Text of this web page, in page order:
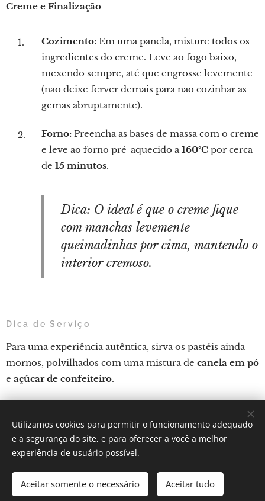
Creme e Finalização
Cozimento: Em uma panela, misture todos os
ingredientes do creme. Leve ao fogo baixo,
mexendo sempre, até que engrosse levemente
(não deixe ferver demais para não cozinhar as
gemas abruptamente).
Forno: Preencha as bases de massa com o creme
e leve ao forno pré-aquecido a160°C por cerca
de 15 minutos.
Dica: O ideal é que o creme fique
com manchas levemente
queimadinhas por cima, mantendo o
interior cremoso.
Dica de Serviço
Para uma experiência autêntica, sirva os pastéis ainda
mornos, polvilhados com uma mistura de canela em pó
e açúcar de confeiteiro.
Por: Verônica Silveira Nicoletti
Instagram: Gastronomundo.receitas
Idiomas
Português brasileiro
Utilizamos cookies para permitir o funcionamento adequado
e a segurança do site, e para oferecer a você a melhor
experiência de usuário possível.
Aceitar somente o necessário Aceitar tudo